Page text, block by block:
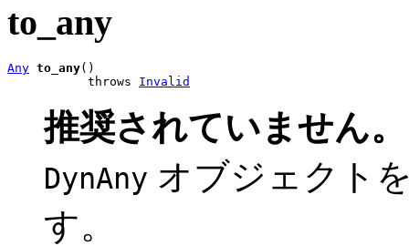
to_any
Any to_any()
           throws
Invalid
推奨されていません。
DynAny オブジェクト
す。